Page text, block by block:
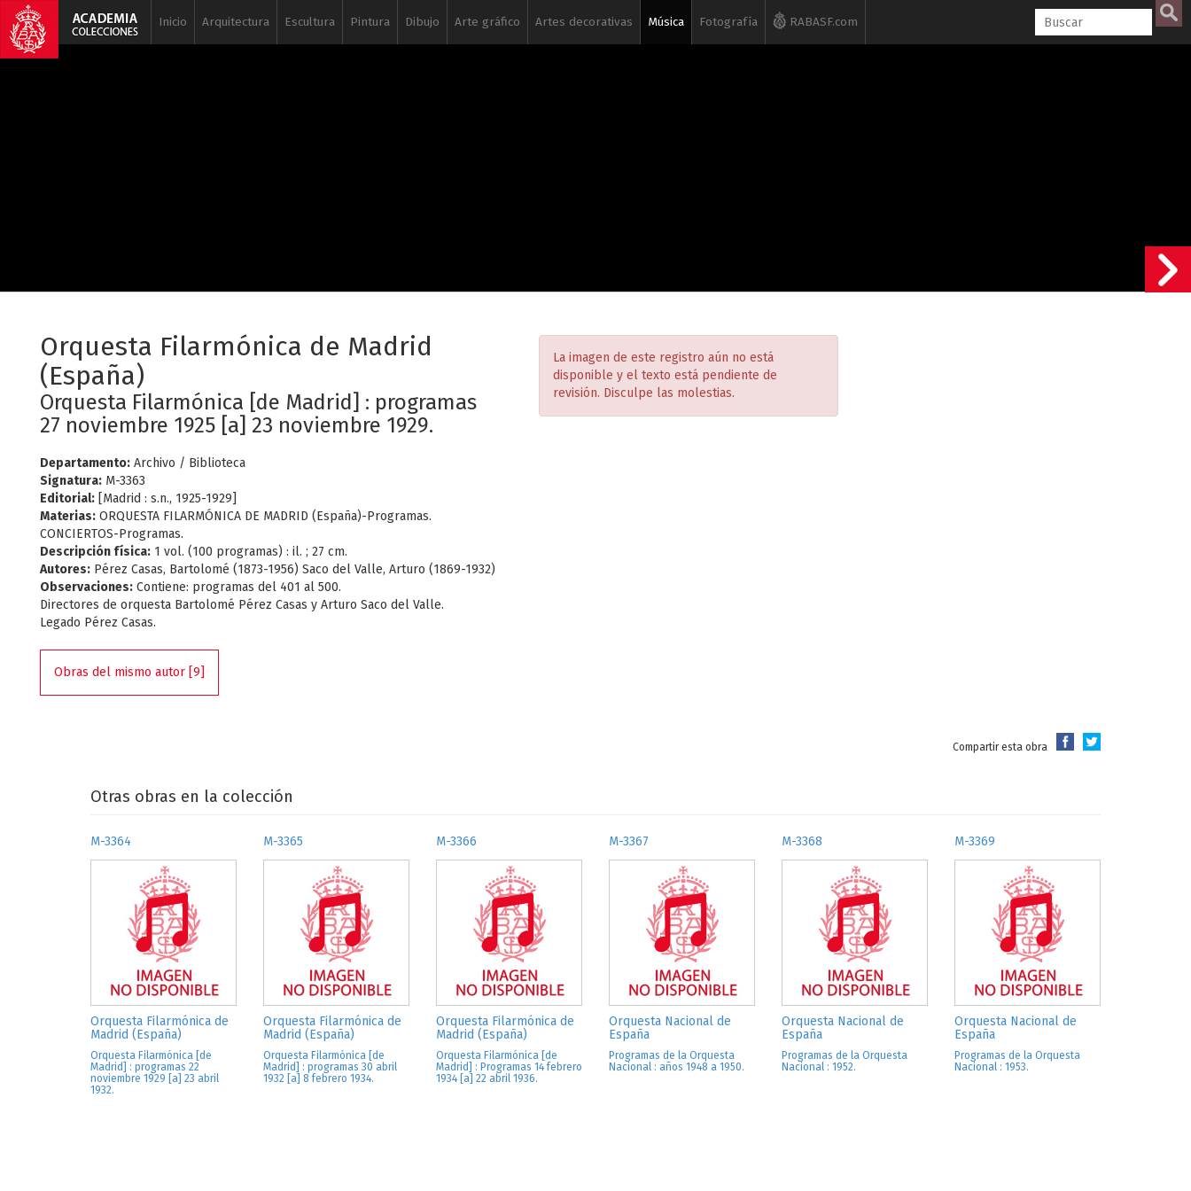
Inicio Arquitectura Escultura Pintura Dibujo Arte gráfico Artes decorativas Música Fotografía RABASF.com
Orquesta Filarmónica de Madrid
(España)
Orquesta Filarmónica [de Madrid] : programas
27 noviembre 1925 [a] 23 noviembre 1929.
Departamento: Archivo / Biblioteca
Signatura: M-3363
Editorial: [Madrid : s.n., 1925-1929]
Materias: ORQUESTA FILARMÓNICA DE MADRID (España)-Programas.
CONCIERTOS-Programas.
Descripción física: 1 vol. (100 programas) : il. ; 27 cm.
Autores: Pérez Casas, Bartolomé (1873-1956) Saco del Valle, Arturo (1869-1932)
Observaciones: Contiene: programas del 401 al 500.
Directores de orquesta Bartolomé Pérez Casas y Arturo Saco del Valle.
Legado Pérez Casas.
Obras del mismo autor [9]
La imagen de este registro aún no está
disponible y el texto está pendiente de
revisión. Disculpe las molestias.
Compartir esta obra
Otras obras en la colección
M-3364
Orquesta Filarmónica de
Madrid (España)
Orquesta Filarmónica [de
Madrid] : programas 22
noviembre 1929 [a] 23 abril
1932.
M-3365
Orquesta Filarmónica de
Madrid (España)
Orquesta Filarmónica [de
Madrid] : programas 30 abril
1932 [a] 8 febrero 1934.
M-3366
Orquesta Filarmónica de
Madrid (España)
Orquesta Filarmónica [de
Madrid] : Programas 14 febrero
1934 [a] 22 abril 1936.
M-3367
Orquesta Nacional de
España
Programas de la Orquesta
Nacional : años 1948 a 1950.
M-3368
Orquesta Nacional de
España
Programas de la Orquesta
Nacional : 1952.
M-3369
Orquesta Nacional de
España
Programas de la Orquesta
Nacional : 1953.